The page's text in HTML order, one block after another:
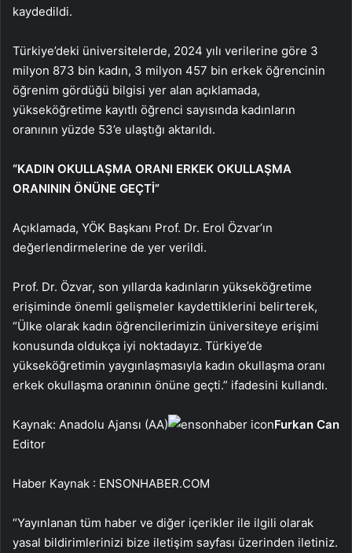
kaydedildi.
Türkiye’deki üniversitelerde, 2024 yılı verilerine göre 3
milyon 873 bin kadın, 3 milyon 457 bin erkek öğrencinin
öğrenim gördüğü bilgisi yer alan açıklamada,
yükseköğretime kayıtlı öğrenci sayısında kadınların
oranının yüzde 53’e ulaştığı aktarıldı.
“KADIN OKULLAŞMA ORANI ERKEK OKULLAŞMA
ORANININ ÖNÜNE GEÇTİ”
Açıklamada, YÖK Başkanı Prof. Dr. Erol Özvar’ın
değerlendirmelerine de yer verildi.
Prof. Dr. Özvar, son yıllarda kadınların yükseköğretime
erişiminde önemli gelişmeler kaydettiklerini belirterek,
“Ülke olarak kadın öğrencilerimizin üniversiteye erişimi
konusunda oldukça iyi noktadayız. Türkiye’de
yükseköğretimin yaygınlaşmasıyla kadın okullaşma oranı
erkek okullaşma oranının önüne geçti.” ifadesini kullandı.
Kaynak: Anadolu Ajansı (AA)
Furkan Can
Editor
Haber Kaynak : ENSONHABER.COM
“Yayınlanan tüm haber ve diğer içerikler ile ilgili olarak
yasal bildirimlerinizi bize iletişim sayfası üzerinden iletiniz.